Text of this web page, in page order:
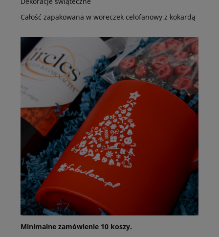
Całość zapakowana w woreczek celofanowy z kokardą
Minimalne zamówienie 10 koszy.